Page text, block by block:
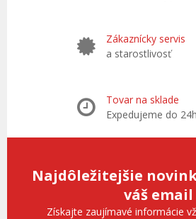
Zákaznícky servis
a starostlivosť
Tovar na sklade
Expedujeme do
Najdôležitejšie
váš email
Získajte zaujímavé informácie